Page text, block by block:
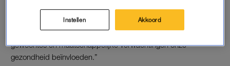
Volgens experts speelt een combinatie van factoren een rol.
Katharine Jenner van de
Obesity Health Alliance
onderzoek laat zien hoe veranderingen in levensstijl,
gewoontes en maatschappelijke verwachtingen onze
gezondheid beïnvloeden.”
Instellen Akkoord